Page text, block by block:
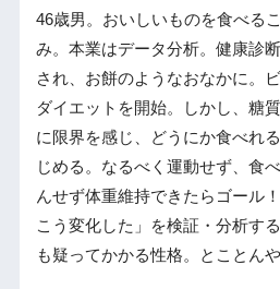
46歳男。おいしいものを食べる
み。本業はデータ分析。健康診
され、お餅のようなおなかに。
ダイエットを開始。しかし、糖
に限界を感じ、どうにか食べれ
じめる。なるべく運動せず、食
んせず体重維持できたらゴール
こう変化した」を検証・分析す
も疑ってかかる性格。とことん